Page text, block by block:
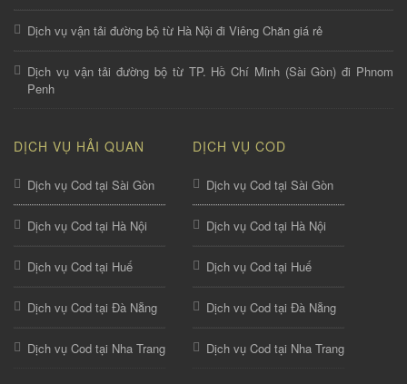
Dịch vụ vận tải đường bộ từ Hà Nội đi Viêng Chăn giá rẻ
Dịch vụ vận tải đường bộ từ TP. Hồ Chí Minh (Sài Gòn) đi Phnom
Penh
DỊCH VỤ HẢI QUAN
Dịch vụ Cod tại Sài Gòn
Dịch vụ Cod tại Hà Nội
Dịch vụ Cod tại Huế
Dịch vụ Cod tại Đà Nẵng
Dịch vụ Cod tại Nha Trang
DỊCH VỤ COD
Dịch vụ Cod tại Sài Gòn
Dịch vụ Cod tại Hà Nội
Dịch vụ Cod tại Huế
Dịch vụ Cod tại Đà Nẵng
Dịch vụ Cod tại Nha Trang